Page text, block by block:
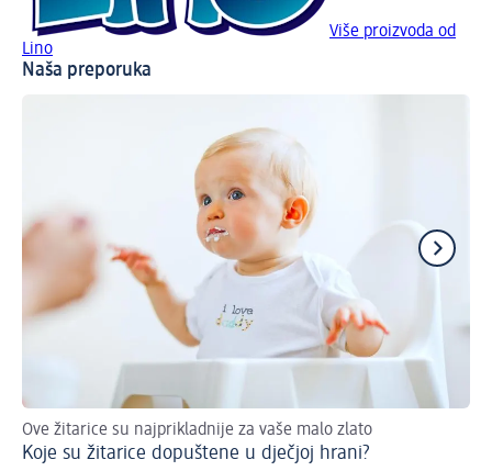
Više proizvoda od
Lino
Naša preporuka
Ove žitarice su najprikladnije za vaše malo zlato
Koje su žitarice dopuštene u dječjoj hrani?